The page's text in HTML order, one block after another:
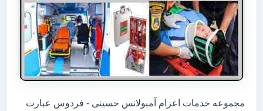
مجموعه خدمات اعزام آمبولانس حسینی - فردوس عبارت